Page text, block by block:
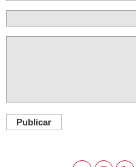
Publicar